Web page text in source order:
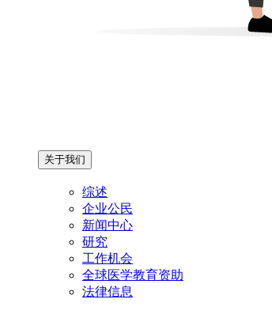
关于我们
综述
企业公民
新闻中心
研究
工作机会
全球医学教育资助
法律信息